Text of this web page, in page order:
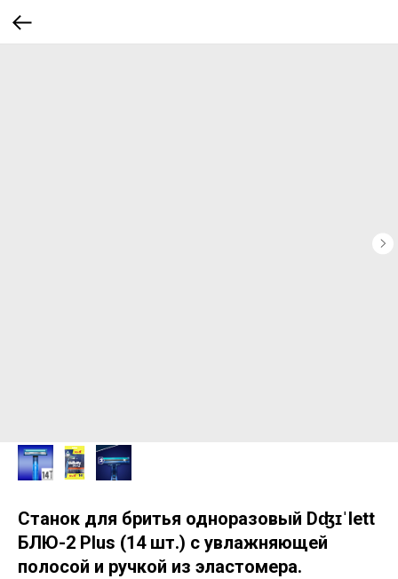
Станок для бритья одноразовый Dʤɪˈlett
БЛЮ-2 Plus (14 шт.) с увлажняющей
полосой и ручкой из эластомера.